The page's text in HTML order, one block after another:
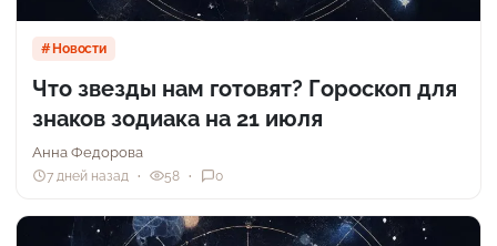
Новости
Что звезды нам готовят? Гороскоп для
знаков зодиака на 21 июля
Анна Федорова
7 дней назад 58 0